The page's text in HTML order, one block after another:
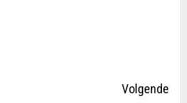
Volgende